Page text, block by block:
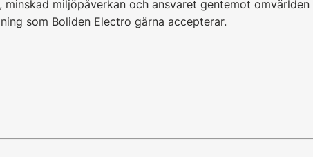
miljöpåverkan och ansvaret gentemot omvärlden
som Boliden Electro gärna accepterar.